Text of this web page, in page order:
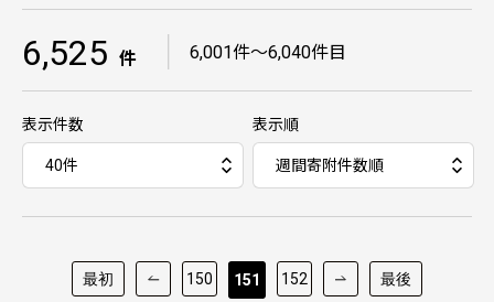
6,525 件 6,001件～6,040件目
表示件数 表示順
最初 150 151 152 最後